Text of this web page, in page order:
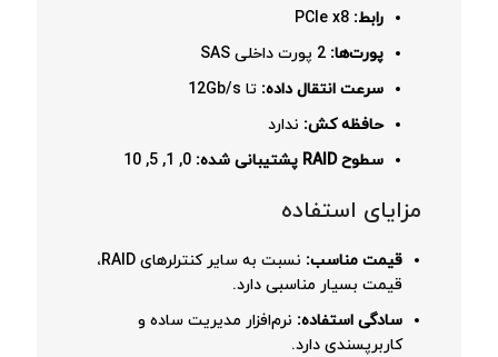
رابط:
پورت‌ها:
سرعت انتقال داده: تا 12Gb/s
حافظه کش: ندارد
سطوح RAID پشتیبانی شده:
مزایای استفاده
قیمت مناسب:
نسبت به سایر کنترلرهای RAID،
قیمت بسیار مناسبی دارد.
سادگی استفاده: نرم‌افزار مدیریت ساده و
کاربرپسندی دارد.